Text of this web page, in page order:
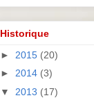
Historique
► 2015 (20)
► 2014 (3)
▼ 2013 (17)